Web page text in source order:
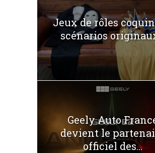
Jeux de rôles
scénarios
Geely Auto
devient le
officiel des...